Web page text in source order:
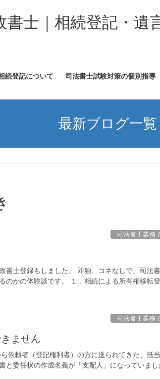
書士｜相続登記・遺
続登記について 司法書士試験対策の個別指導
最新ブログ一覧
司法書士業務
書士登録もしました。 即独、コネなしで、司法
のかの体験談です。 １．相続による所有権移転
司法書士業務
ません
依頼者（登記権利者）の方に送られてきた、抵
と委任状の作成名義が「支配人」になっていま